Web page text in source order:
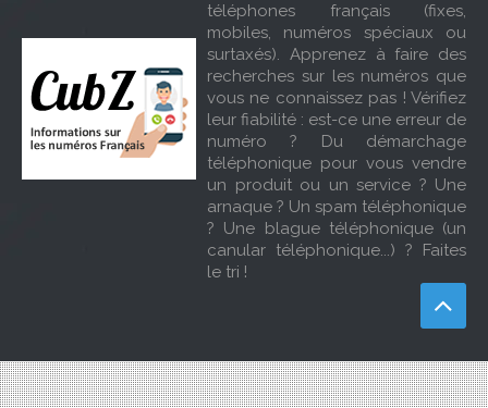
téléphones français (fixes,
mobiles, numéros spéciaux ou
surtaxés). Apprenez à faire des
recherches sur les numéros que
vous ne connaissez pas ! Vérifiez
leur fiabilité : est-ce une erreur de
numéro ? Du démarchage
téléphonique pour vous vendre
un produit ou un service ? Une
arnaque ? Un spam téléphonique
? Une blague téléphonique (un
canular téléphonique...) ? Faites
le tri !